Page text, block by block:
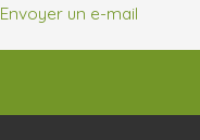
Envoyer un e-mail